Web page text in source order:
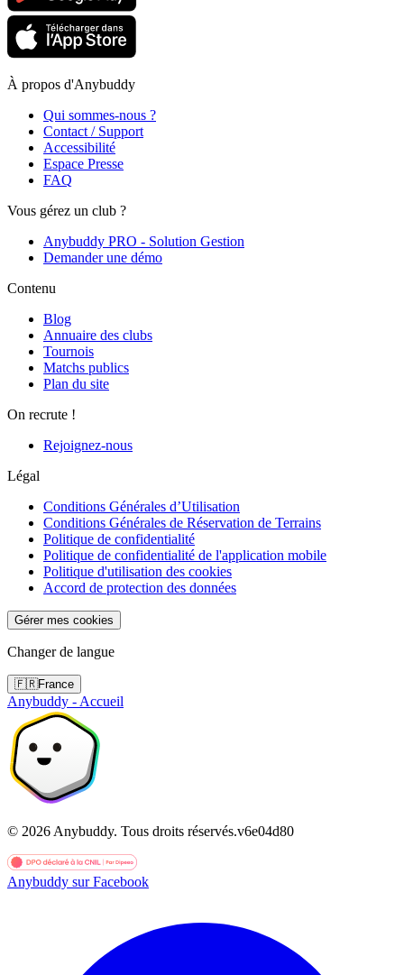
À propos d'Anybuddy
Qui sommes-nous ?
Contact / Support
Accessibilité
Espace Presse
FAQ
Vous gérez un club ?
Anybuddy PRO - Solution Gestion
Demander une démo
Contenu
Blog
Annuaire des clubs
Tournois
Matchs publics
Plan du site
On recrute !
Rejoignez-nous
Légal
Conditions Générales d’Utilisation
Conditions Générales de Réservation de Terrains
Politique de confidentialité
Politique de confidentialité de l'application mobile
Politique d'utilisation des cookies
Accord de protection des données
Gérer mes cookies
Changer de langue
🇫🇷France
Anybuddy - Accueil
© 2026 Anybuddy. Tous droits réservés.v6e04d80
Anybuddy sur Facebook